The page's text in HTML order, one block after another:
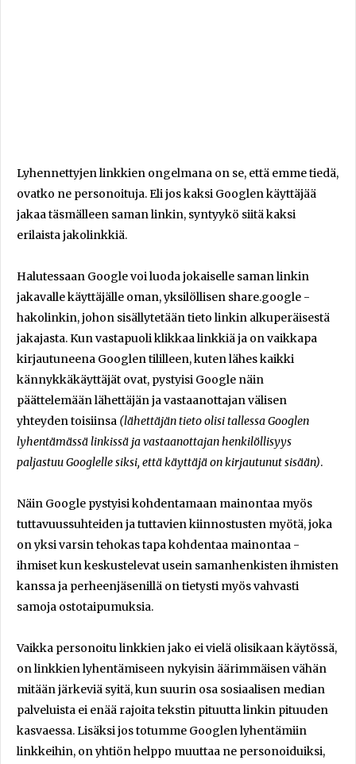
Lyhennettyjen linkkien ongelmana on se, että emme tiedä,
ovatko ne personoituja. Eli jos kaksi Googlen käyttäjää
jakaa täsmälleen saman linkin, syntyykö siitä kaksi
erilaista jakolinkkiä.
Halutessaan Google voi luoda jokaiselle saman linkin
jakavalle käyttäjälle oman, yksilöllisen share.google -
hakolinkin, johon sisällytetään tieto linkin alkuperäisestä
jakajasta. Kun vastapuoli klikkaa linkkiä ja on vaikkapa
kirjautuneena Googlen tililleen, kuten lähes kaikki
kännykkäkäyttäjät ovat, pystyisi Google näin
päättelemään lähettäjän ja vastaanottajan välisen
yhteyden toisiinsa (lähettäjän tieto olisi tallessa Googlen
lyhentämässä linkissä ja vastaanottajan henkilöllisyys
paljastuu Googlelle siksi, että käyttäjä on kirjautunut sisään).
Näin Google pystyisi kohdentamaan mainontaa myös
tuttavuussuhteiden ja tuttavien kiinnostusten myötä, joka
on yksi varsin tehokas tapa kohdentaa mainontaa -
ihmiset kun keskustelevat usein samanhenkisten ihmisten
kanssa ja perheenjäsenillä on tietysti myös vahvasti
samoja ostotaipumuksia.
Vaikka personoitu linkkien jako ei vielä olisikaan käytössä,
on linkkien lyhentämiseen nykyisin äärimmäisen vähän
mitään järkeviä syitä, kun suurin osa sosiaalisen median
palveluista ei enää rajoita tekstin pituutta linkin pituuden
kasvaessa. Lisäksi jos totumme Googlen lyhentämiin
linkkeihin, on yhtiön helppo muuttaa ne personoiduiksi,